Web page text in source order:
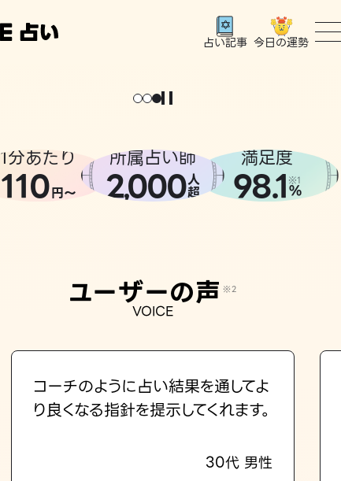
占い記事 今日の運勢
1分あたり
110円〜
所属占い師
2,000人
超
満足度
98.1 ※1
%
ユーザーの声 ※2
VOICE
コーチのように占い結果を通してよ
り良くなる指針を提示してくれます。
30代 男性